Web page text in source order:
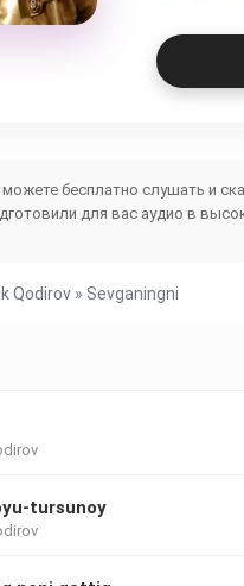
бесплатно слушать и
для вас аудио в
Qodirov » Sevganingni
tursunoy